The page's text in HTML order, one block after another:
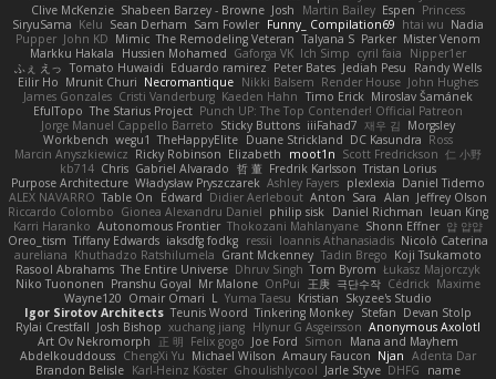
Clive McKenzie Shabeen Barzey - Browne Josh Martin Bailey Espen Princess
SiryuSama Kelu Sean Derham Sam Fowler Funny_ Compilation69 htai wu Nadia
Pupper John KD Mimic The Remodeling Veteran Talyana S Parker Mister Venom
Markku Hakala
Hussien Mohamed Gaforga VK Ich Simp cyril faia
Nipper1er
ふぇ えっ Tomato Huwaidi Eduardo ramirez Peter Bates Jediah Pesu
Randy Wells
Eilir Ho Mrunit Churi Necromantique Nikki Balsem Render House John Hughes
James Gonzales Cristi Vanderburg Kaeden Hahn Timo Erick Miroslav Šamánek
EfulTopo The Starius Project Punch UP: The Top Contender! Official Patreon
Jorge Manuel Cappello Barreto Sticky Buttons iiiFahad7 재우 김 Morgsley
Workbench wegu1 TheHappyElite Duane Strickland DC Kasundra Ross
Marcin Anyszkiewicz Ricky Robinson Elizabeth moot1n Scott Fredrickson 仁 小野
kb714 Chris Gabriel Alvarado 哲 董 Fredrik Karlsson Tristan Lorius
Purpose Architecture Władysław Pryszczarek Ashley Fayers plexlexia Daniel Tidemo
ALEX NAVARRO Table On Edward Didier Aerlebout Anton Sara Alan Jeffrey Olson
Riccardo Colombo Gionea Alexandru Daniel philip sisk Daniel Richman Ieuan King
Karri Haranko Autonomous Frontier Thokozani Mahlanyane Shonn Effner 얍 얍얍
Oreo_tism Tiffany Edwards iaksdfg fodkg ressii Ioannis Athanasiadis Nicolò Caterina
aureliana Khuthadzo Ratshilumela Grant Mckenney Tadin Brego Koji Tsukamoto
Rasool Abrahams The Entire Universe Dhruv Singh Tom Byrom Łukasz Majorczyk
Niko Tuononen Pranshu Goyal Mr Malone OnPui 王庚 극단수작 Cédrick Maxime
Wayne120 Omair Omari L Yuma Taesu Kristian Skyzee's Studio
Igor Sirotov Architects Teunis Woord Tinkering Monkey Stefan Devan Stolp
Rylai Crestfall Josh Bishop xuchang jiang Hlynur G Asgeirsson Anonymous Axolotl
Art Ov Nekromorph
正 明 Felix gogo Joe Ford Simon
Mana and Mayhem
Abdelkouddouss ChengXi Yu Michael Wilson Amaury Faucon Njan Adenta Dar
Brandon Belisle Karl-Heinz Köster Ghoulishlycool Jarle Styve DHFG
name